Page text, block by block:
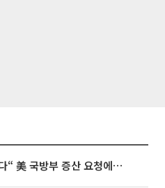
[특징주] “탄약 부족하다“ 美 국방부 증산 요청에⋯국내 방산주 급등세